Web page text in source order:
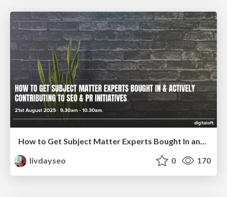
How to Get Subject Matter Experts Bought In and Actively Contributing to SEO & PR Initiatives.
livdayseo
0 170